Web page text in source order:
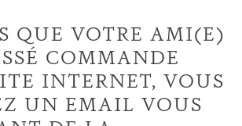
QUE VOTRE AMI(E)
COMMANDE
INTERNET, VOUS
UN EMAIL VOUS